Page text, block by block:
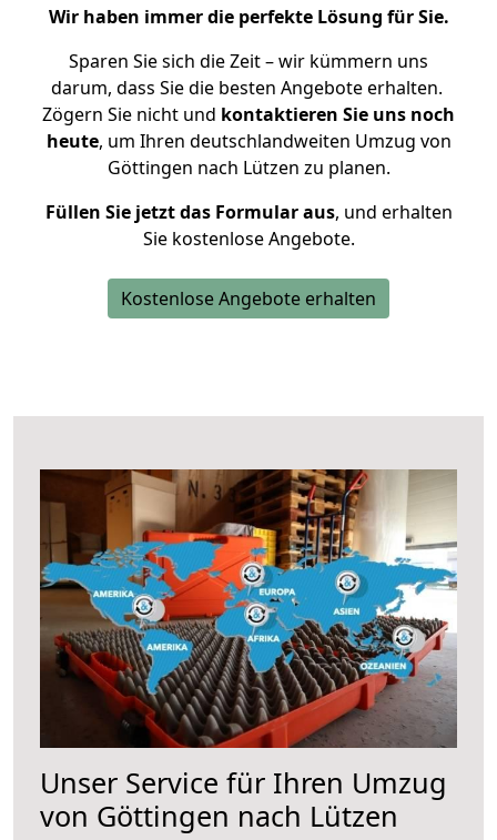
Wir haben immer die perfekte Lösung für Sie.
Sparen Sie sich die Zeit – wir kümmern uns
darum, dass Sie die besten Angebote erhalten.
Zögern Sie nicht und kontaktieren Sie uns noch
heute, um Ihren deutschlandweiten Umzug von
Göttingen nach Lützen zu planen.
Füllen Sie jetzt das Formular aus, und erhalten
Sie kostenlose Angebote.
Kostenlose Angebote erhalten
Unser Service für Ihren Umzug
von Göttingen nach Lützen